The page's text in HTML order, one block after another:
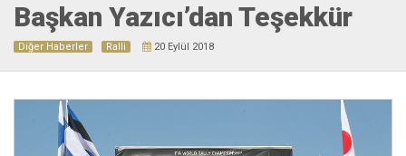
Başkan Yazıcı’dan Teşekkür
Diğer Haberler Ralli 20 Eylül 2018